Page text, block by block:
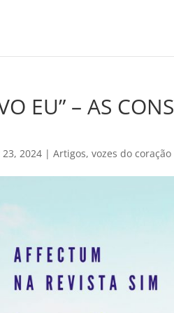
EU” – AS
23, 2024 |Artigos,vozes do coração